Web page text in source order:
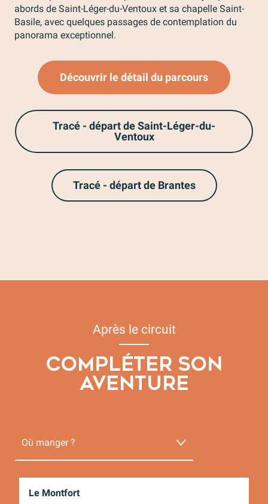
abords de Saint-Léger-du-Ventoux et sa chapelle Saint-
Basile, avec quelques passages de contemplation du
panorama exceptionnel.
Découvrir le détail du parcours
Tracé - départ de Saint-Léger-du-
Ventoux
Tracé - départ de Brantes
Après le circuit
COMPLÉTER SON
AVENTURE
Où manger ?
Où dormir ?
Le Montfort